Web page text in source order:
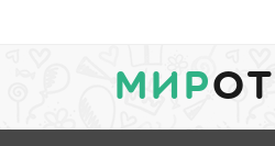
МИР